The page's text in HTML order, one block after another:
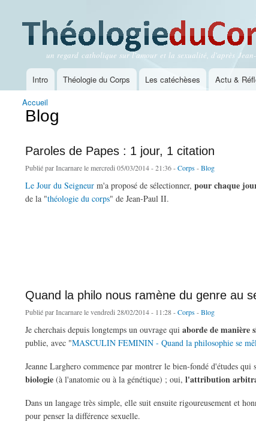
Théologie du Corps
un regard catholique sur l'amour et la sexualité, d'après
Menu principal
Intro Théologie du Corps Les catéchèses Actu &
Vous êtes ici
Accueil
Blog
Paroles de Papes : 1 jour, 1 citation
Publié parIncarnarele mercredi 05/03/2014 - 21:36 -Corps -Blog
Le Jour du Seigneur m'a proposé de sélectionner, pour chaque
de la "théologie du corps" de Jean-Paul II.
Quand la philo nous ramène du genre au
Publié parIncarnarele vendredi 28/02/2014 - 11:28 -Corps -Blog
Je cherchais depuis longtemps un ouvrage qui aborde de manière
publie, avec "MASCULIN FEMININ - Quand la philosophie se
Jeanne Larghero commence par montrer le bien-fondé d'études
biologie (à l'anatomie ou à la génétique) ; oui, l'attribution
Dans un langage très simple, elle suit ensuite rigoureusement et
pour penser la différence sexuelle.